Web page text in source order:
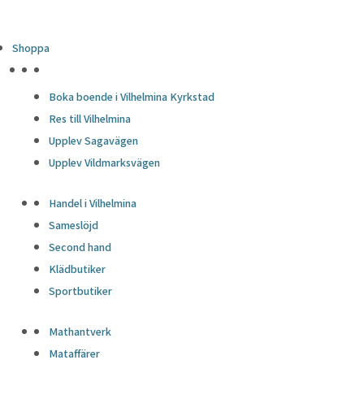
Shoppa
Boka boende i Vilhelmina Kyrkstad
Res till Vilhelmina
Upplev Sagavägen
Upplev Vildmarksvägen
Handel i Vilhelmina
Sameslöjd
Second hand
Klädbutiker
Sportbutiker
Mathantverk
Mataffärer